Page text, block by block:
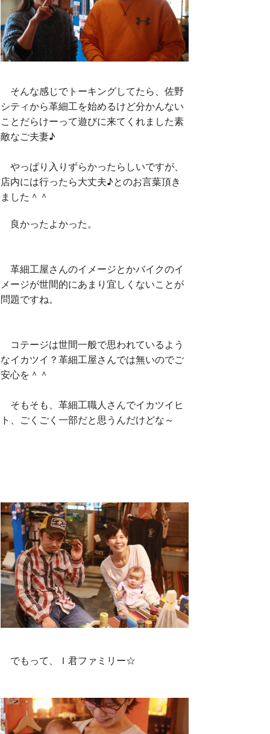
そんな感じでトーキングしてたら、佐野
シティから革細工を始めるけど分かんない
ことだらけーって遊びに来てくれました素
敵なご夫妻♪
やっぱり入りずらかったらしいですが、
店内には行ったら大丈夫♪とのお言葉頂き
ました＾＾
良かったよかった。
革細工屋さんのイメージとかバイクのイ
メージが世間的にあまり宜しくないことが
問題ですね。
コテージは世間一般で思われているよう
なイカツイ？革細工屋さんでは無いのでご
安心を＾＾
そもそも、革細工職人さんでイカツイヒ
ト、ごくごく一部だと思うんだけどな～
でもって、Ｉ君ファミリー☆